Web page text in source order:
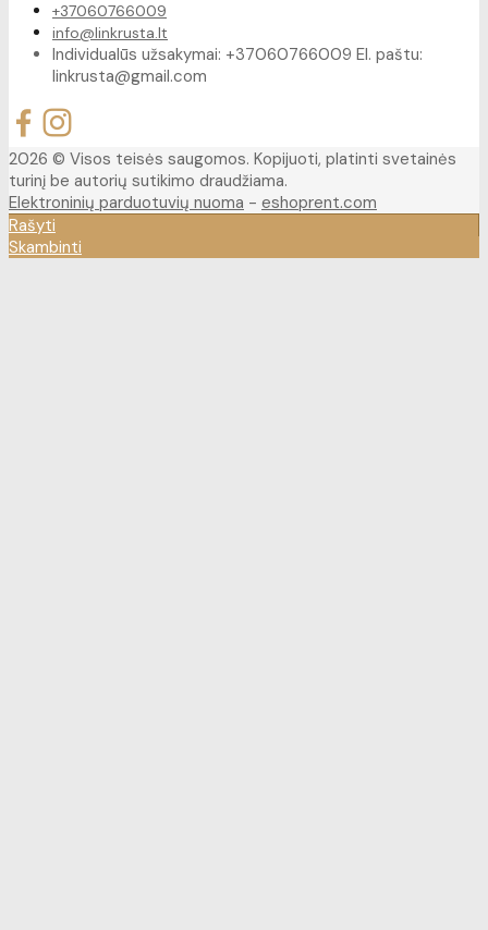
+37060766009
info@linkrusta.lt
Individualūs užsakymai: +37060766009 El. paštu:
linkrusta@gmail.com
2026 © Visos teisės saugomos. Kopijuoti, platinti svetainės
turinį be autorių sutikimo draudžiama.
Elektroninių parduotuvių nuoma - eshoprent.com
Rašyti
Skambinti